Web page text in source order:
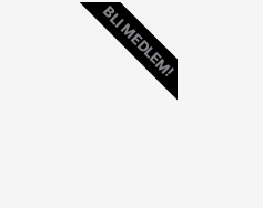
BLI MEDLEM!